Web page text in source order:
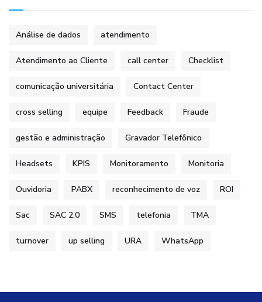
Análise de dados atendimento
Atendimento ao Cliente call center Checklist
comunicação universitária Contact Center
cross selling equipe Feedback Fraude
gestão e administração Gravador Telefônico
Headsets KPIS Monitoramento Monitoria
Ouvidoria PABX reconhecimento de voz ROI
Sac SAC 2.0 SMS telefonia TMA
turnover up selling URA WhatsApp